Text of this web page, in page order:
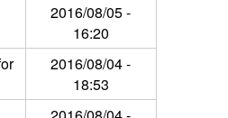
2016/08/05 -
16:20
2016/08/04 -
18:53